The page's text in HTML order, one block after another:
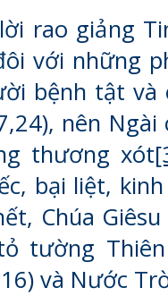
rao giảng
với những
bệnh tật và
nên
thương xót
bại liệt,
Chúa
tường
và Nước